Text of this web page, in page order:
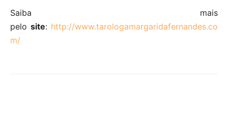
Saiba mais
pelo site: http://www.tarologamargaridafernandes.co
m/